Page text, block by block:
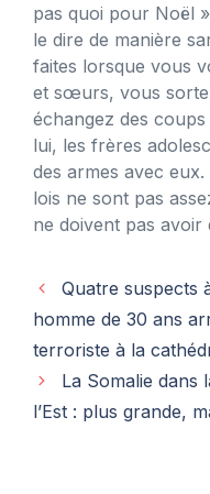
pas quoi pour Noël
le dire de manière
faites lorsque vous
et sœurs, vous
échangez des
lui, les frères
des armes avec eux.
lois ne sont pas
ne doivent pas avoir
Quatre suspects
homme de 30 ans
terroriste à la
La Somalie dans
l’Est : plus grande,